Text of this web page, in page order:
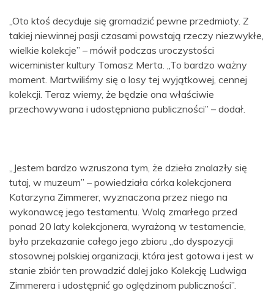
„Oto ktoś decyduje się gromadzić pewne przedmioty. Z
takiej niewinnej pasji czasami powstają rzeczy niezwykłe,
wielkie kolekcje” – mówił podczas uroczystości
wiceminister kultury Tomasz Merta. „To bardzo ważny
moment. Martwiliśmy się o losy tej wyjątkowej, cennej
kolekcji. Teraz wiemy, że będzie ona właściwie
przechowywana i udostępniana publiczności” – dodał.
„Jestem bardzo wzruszona tym, że dzieła znalazły się
tutaj, w muzeum” – powiedziała córka kolekcjonera
Katarzyna Zimmerer, wyznaczona przez niego na
wykonawcę jego testamentu. Wolą zmarłego przed
ponad 20 laty kolekcjonera, wyrażoną w testamencie,
było przekazanie całego jego zbioru „do dyspozycji
stosownej polskiej organizacji, która jest gotowa i jest w
stanie zbiór ten prowadzić dalej jako Kolekcję Ludwiga
Zimmerera i udostępnić go oględzinom publiczności”.